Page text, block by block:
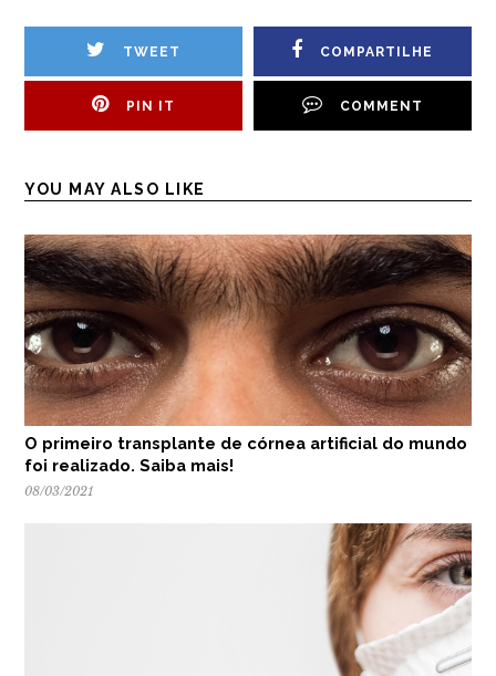
TWEET COMPARTILHE
PIN IT COMMENT
YOU MAY ALSO LIKE
O primeiro transplante de córnea artificial do mundo
foi realizado. Saiba mais!
08/03/2021